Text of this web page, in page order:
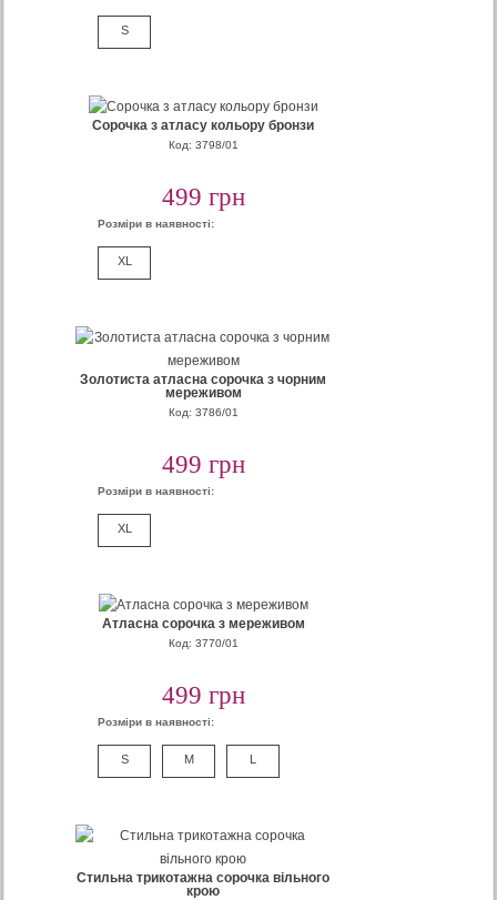
S
Сорочка з атласу кольору бронзи
Код: 3798/01
499 грн
Розміри в наявності:
XL
Золотиста атласна сорочка з чорним
мереживом
Код: 3786/01
499 грн
Розміри в наявності:
XL
Атласна сорочка з мереживом
Код: 3770/01
499 грн
Розміри в наявності:
S M L
Стильна трикотажна сорочка вільного
крою